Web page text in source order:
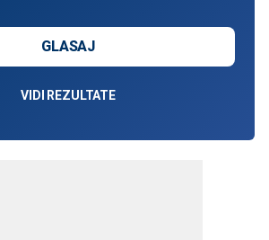
GLASAJ
VIDI REZULTATE